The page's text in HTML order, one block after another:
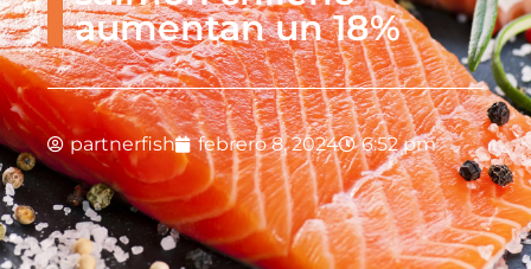
aumentan un 18%
partnerfish febrero 8, 2024 6:52 pm